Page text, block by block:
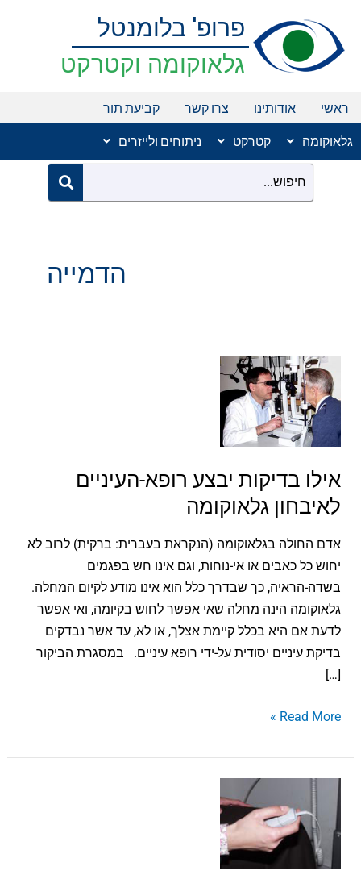
לתוכן
פרופ' בלומנטל
גלאוקומה וקטרקט
ראשי אודותינו צרו קשר קביעת תור
גלאוקומה קטרקט ניתוחים ולייזרים
הדמייה
אילו בדיקות יבצע רופא-העיניים
לאיבחון גלאוקומה
אדם החולה בגלאוקומה (הנקראת בעברית: ברקית) לרוב לא
יחוש כל כאבים או אי-נוחות, וגם אינו חש בפגמים
בשדה-הראיה, כך שבדרך כלל הוא אינו מודע לקיום המחלה.
גלאוקומה הינה מחלה שאי אפשר לחוש בקיומה, ואי אפשר
לדעת אם היא בכלל קיימת אצלך, או לא, עד אשר נבדקים
בדיקת עיניים יסודית על-ידי רופא עיניים. במסגרת הביקור
[…]
אילו
בדיקות
יבצע
רופא-העיניים
גלאוקומה
Read More »
מהי
בדיקת
שדה-ראיה